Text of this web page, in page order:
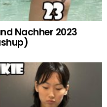
Nachher 2023